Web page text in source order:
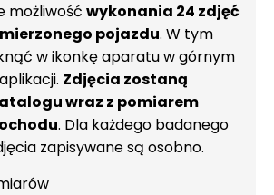
możliwość wykonania 24 zdjęć
pojazdu. W tym
w ikonkę aparatu w górnym
Zdjęcia zostaną
wraz z pomiarem
. Dla każdego badanego
zapisywane są osobno.